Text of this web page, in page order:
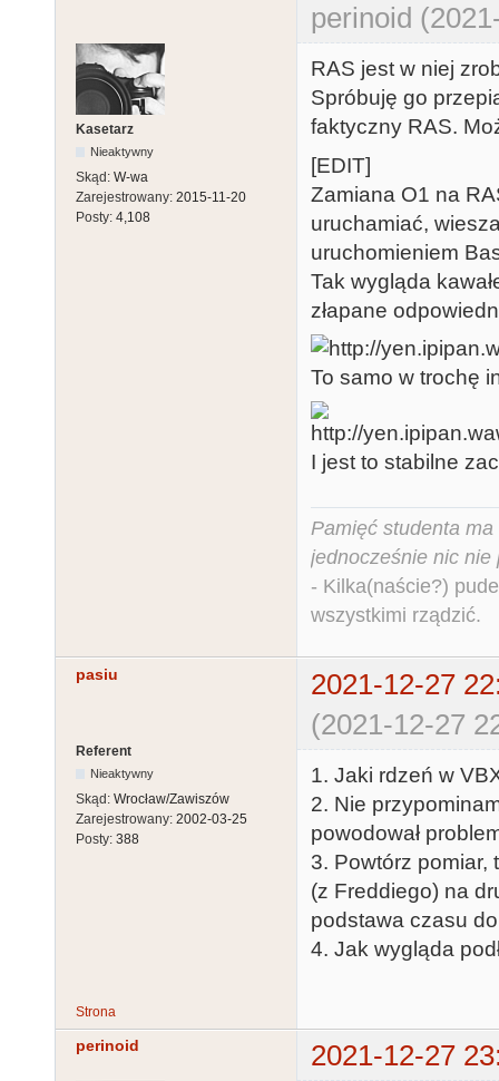
perinoid
Kasetarz
Nieaktywny
Skąd: W-wa
Zarejestrowany: 2015-11-20
Posty: 4,108
RAS jest w niej
Spróbuję go
faktyczny RAS.
[EDIT]
Zamiana O1 na
uruchamiać,
uruchomieniem
Tak wygląda
złapane
To samo w trochę
I jest to stabilne
Pamięć studenta
jednocześnie nic nie
- Kilka(naście?)
wszystkimi rządzić.
pasiu
2021-12-27
(2021-12-27
Referent
Nieaktywny
Skąd: Wrocław/Zawiszów
Zarejestrowany: 2002-03-25
Posty: 388
1. Jaki rdzeń w
2. Nie
powodował
3. Powtórz pomiar,
(z Freddiego) na
podstawa czasu
4. Jak wygląda
Strona
perinoid 2021-12-27